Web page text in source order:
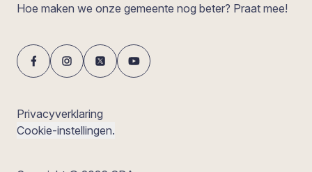
Hoe maken we onze gemeente nog beter? Praat mee!
Privacyverklaring
Cookie-instellingen.